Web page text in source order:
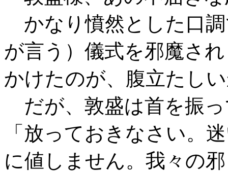
かなり憤然とした口
が言う）儀式を邪魔され
かけたのが、腹立たし
だが、敦盛は首を振
「放っておきなさい。
に値しません。我々の邪